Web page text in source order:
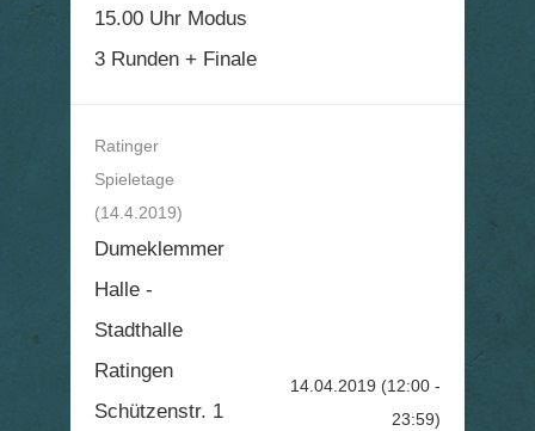
15.00 Uhr Modus
3 Runden + Finale
Ratinger
Spieletage
(14.4.2019)
Dumeklemmer
Halle -
Stadthalle
Ratingen
Schützenstr. 1
14.04.2019 (12:00 -
23:59)